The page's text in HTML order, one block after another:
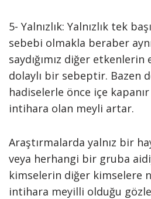
5- Yalnızlık: Yalnızlık tek
sebebi olmakla beraber
saydığımız diğer
dolaylı bir sebeptir. Bazen
hadiselerle önce içe
intihara olan meyli artar.
Araştırmalarda yalnız bir
veya herhangi bir gruba
kimselerin diğer kimselere
intihara meyilli olduğu